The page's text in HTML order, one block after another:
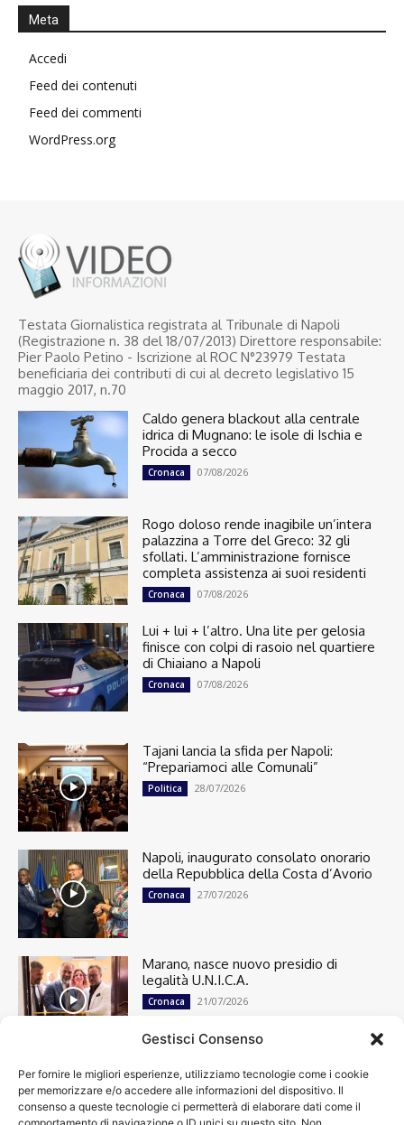
Gestisci Consenso
Per fornire le migliori esperienze, utilizziamo tecnologie come i cookie
per memorizzare e/o accedere alle informazioni del dispositivo. Il
consenso a queste tecnologie ci permetterà di elaborare dati come il
Meta
Accedi
Feed dei contenuti
Feed dei commenti
WordPress.org
Testata Giornalistica registrata al Tribunale di Napoli
(Registrazione n. 38 del 18/07/2013) Direttore responsabile:
Pier Paolo Petino - Iscrizione al ROC N°23979 Testata
beneficiaria dei contributi di cui al decreto legislativo 15
maggio 2017, n.70
Caldo genera blackout alla centrale
idrica di Mugnano: le isole di Ischia e
Procida a secco
Cronaca 07/08/2026
Rogo doloso rende inagibile un’intera
palazzina a Torre del Greco: 32 gli
sfollati. L’amministrazione fornisce
completa assistenza ai suoi residenti
Cronaca 07/08/2026
Lui + lui + l’altro. Una lite per gelosia
finisce con colpi di rasoio nel quartiere
di Chiaiano a Napoli
Cronaca 07/08/2026
Tajani lancia la sfida per Napoli:
“Prepariamoci alle Comunali”
Politica 28/07/2026
Napoli, inaugurato consolato onorario
della Repubblica della Costa d’Avorio
Cronaca 27/07/2026
Marano, nasce nuovo presidio di
legalità U.N.I.C.A.
Cronaca 21/07/2026
Cronaca
13498
Attualità
7303